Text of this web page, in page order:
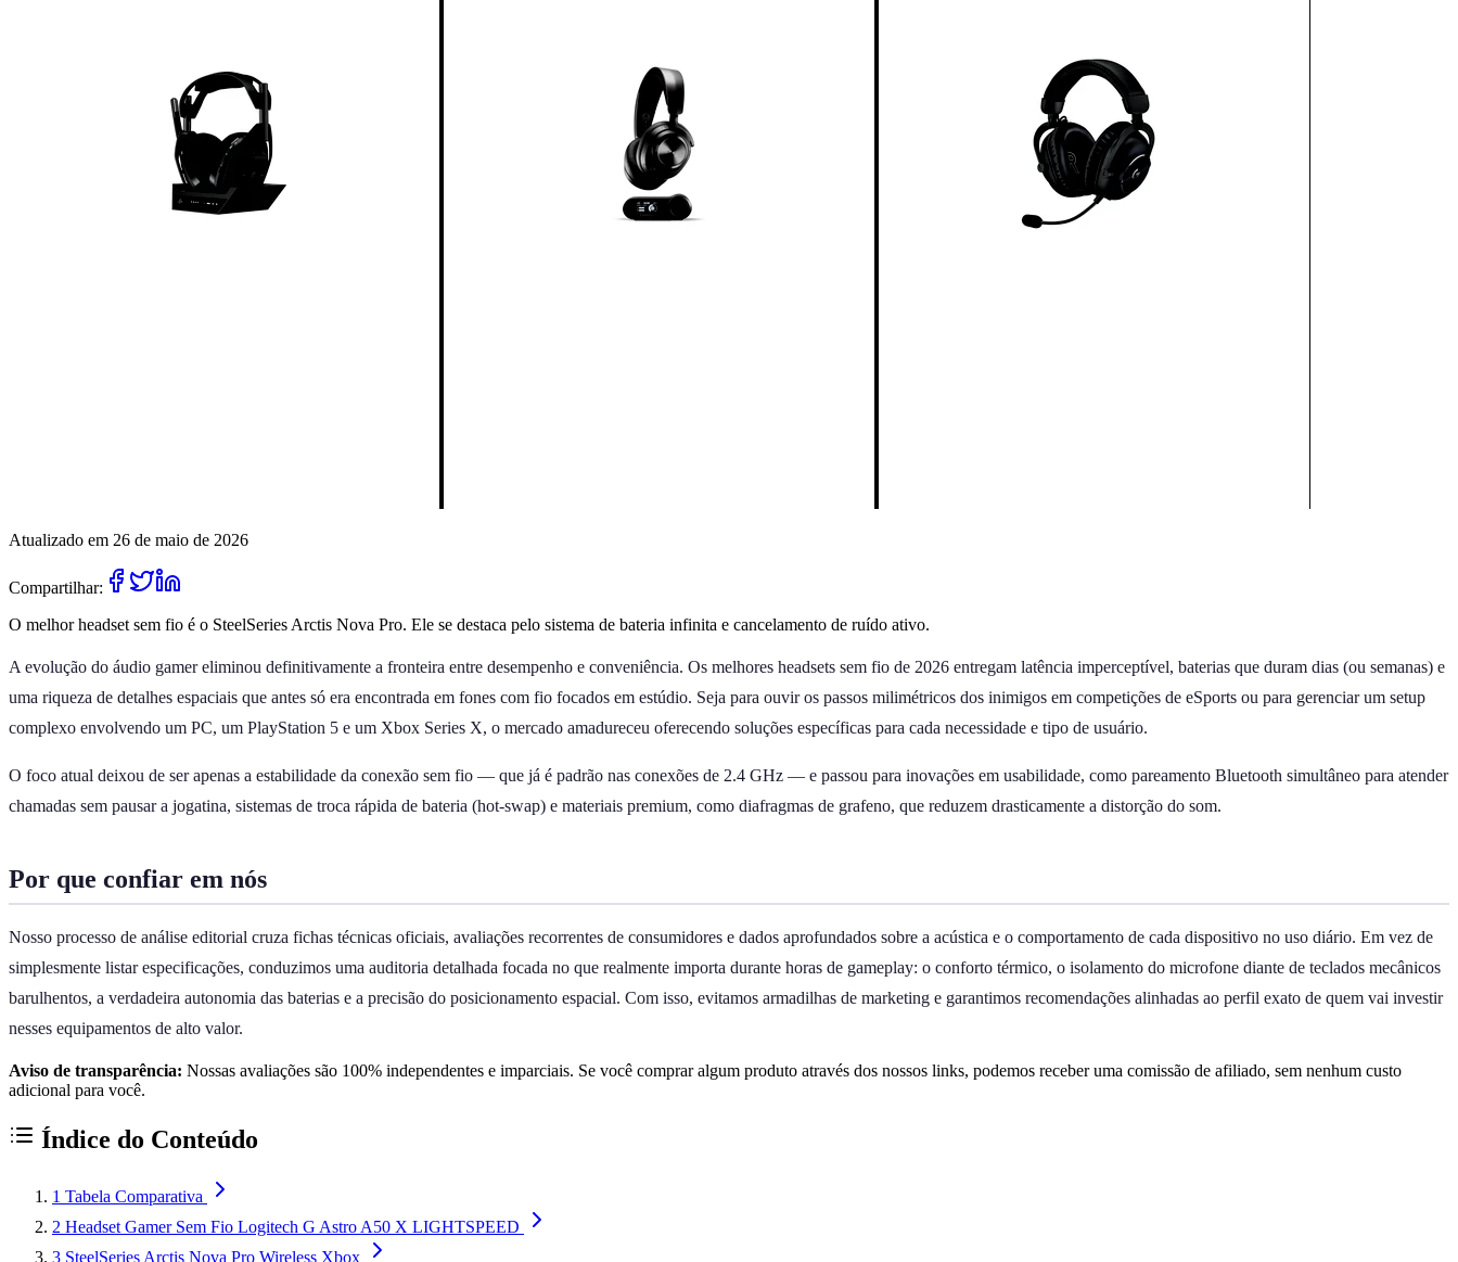
Atualizado em 26 de maio de 2026
Compartilhar:
O melhor headset sem fio é o SteelSeries Arctis Nova Pro. Ele se destaca pelo sistema de bateria infinita e cancelamento de ruído ativo.
A evolução do áudio gamer eliminou definitivamente a fronteira entre desempenho e conveniência. Os melhores headsets sem fio de 2026 entregam latência imperceptível, baterias que duram dias (ou semanas) e
uma riqueza de detalhes espaciais que antes só era encontrada em fones com fio focados em estúdio. Seja para ouvir os passos milimétricos dos inimigos em competições de eSports ou para gerenciar um setup
complexo envolvendo um PC, um PlayStation 5 e um Xbox Series X, o mercado amadureceu oferecendo soluções específicas para cada necessidade e tipo de usuário.
O foco atual deixou de ser apenas a estabilidade da conexão sem fio — que já é padrão nas conexões de 2.4 GHz — e passou para inovações em usabilidade, como pareamento Bluetooth simultâneo para atender
chamadas sem pausar a jogatina, sistemas de troca rápida de bateria (hot-swap) e materiais premium, como diafragmas de grafeno, que reduzem drasticamente a distorção do som.
Por que confiar em nós
Nosso processo de análise editorial cruza fichas técnicas oficiais, avaliações recorrentes de consumidores e dados aprofundados sobre a acústica e o comportamento de cada dispositivo no uso diário. Em vez de
simplesmente listar especificações, conduzimos uma auditoria detalhada focada no que realmente importa durante horas de gameplay: o conforto térmico, o isolamento do microfone diante de teclados mecânicos
barulhentos, a verdadeira autonomia das baterias e a precisão do posicionamento espacial. Com isso, evitamos armadilhas de marketing e garantimos recomendações alinhadas ao perfil exato de quem vai investir
nesses equipamentos de alto valor.
Aviso de transparência: Nossas avaliações são 100% independentes e imparciais. Se você comprar algum produto através dos nossos links, podemos receber uma comissão de afiliado, sem nenhum custo
adicional para você.
Índice do Conteúdo
1 Tabela Comparativa
2 Headset Gamer Sem Fio Logitech G Astro A50 X LIGHTSPEED
3 SteelSeries Arctis Nova Pro Wireless Xbox